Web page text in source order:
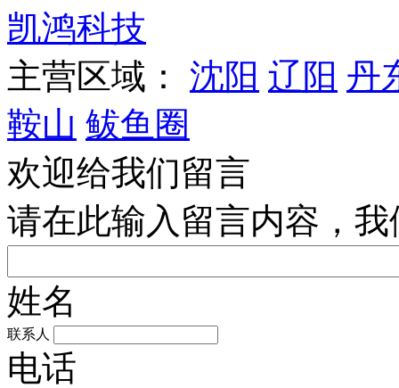
凯鸿科技
主营区域： 沈阳 辽阳 丹
鞍山 鲅鱼圈
欢迎给我们留言
请在此输入留言内容，
姓名
联系人
电话